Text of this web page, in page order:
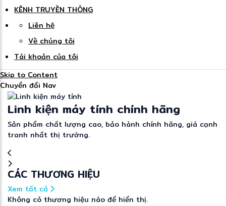
KÊNH TRUYỀN THÔNG
Liên hệ
Về chúng tôi
Tài khoản của tôi
Skip to Content
Chuyển đổi Nav
Linh kiện máy tính chính hãng
Sản phẩm chất lượng cao, bảo hành chính hãng, giá cạnh
tranh nhất thị trường.
CÁC THƯƠNG HIỆU
Xem tất cả
Không có thương hiệu nào để hiển thị.